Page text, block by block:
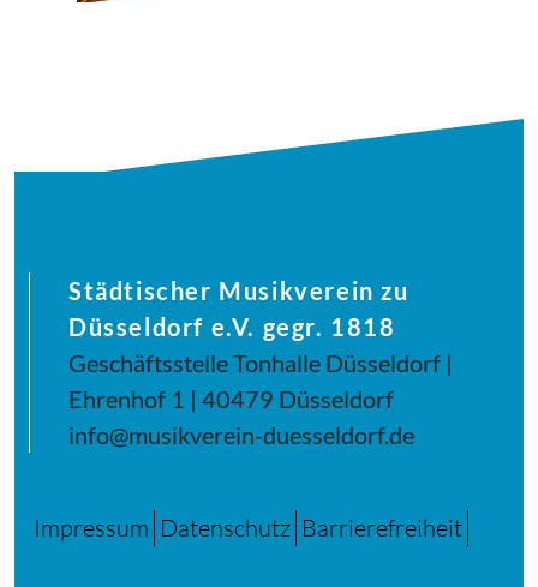
Städtischer Musikverein zu
Düsseldorf e.V. gegr. 1818
Geschäftsstelle Tonhalle Düsseldorf |
Ehrenhof 1 | 40479 Düsseldorf
info@musikverein-duesseldorf.de
Impressum Datenschutz Barrierefreiheit